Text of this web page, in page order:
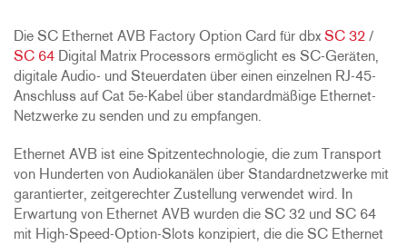
Die SC Ethernet AVB Factory Option Card für dbx SC 32 /
SC 64 Digital Matrix Processors ermöglicht es SC-Geräten,
digitale Audio- und Steuerdaten über einen einzelnen RJ-45-
Anschluss auf Cat 5e-Kabel über standardmäßige Ethernet-
Netzwerke zu senden und zu empfangen.
Ethernet AVB ist eine Spitzentechnologie, die zum Transport
von Hunderten von Audiokanälen über Standardnetzwerke mit
garantierter, zeitgerechter Zustellung verwendet wird. In
Erwartung von Ethernet AVB wurden die SC 32 und SC 64
mit High-Speed-Option-Slots konzipiert, die die SC Ethernet